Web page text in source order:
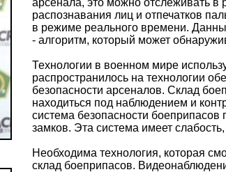
распознавания лиц и отпечатков
в режиме реального времени.
- алгоритм, который может
Технологии в военном мире
распространилось на технологии
безопасности арсеналов. Склад
находиться под наблюдением и
система безопасности
замков. Эта система имеет
Необходима технология, которая
склад боеприпасов.